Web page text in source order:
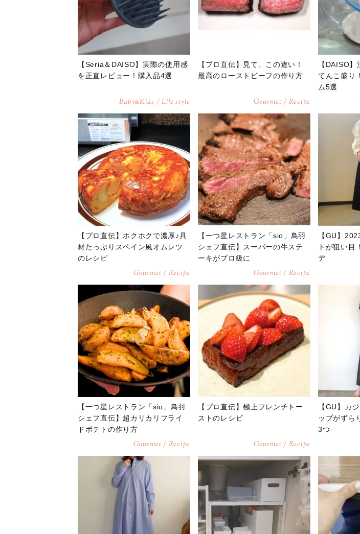
【Seria＆DAISO】実際の使用感
を正直レビュー！購入品4選
Baby&Kids / Life style
【プロ直伝】見て、この違い！
最高のローストビーフの作り方
Gourmet / Recipe
【DAISO
てんこ盛り
ム5選
【プロ直伝】ホクホクで濃厚♪具
材たっぷりスペイン風オムレツ
のレシピ
Gourmet / Recipe
【一つ星レストラン「sio」鳥羽
シェフ直伝】スーパーの牛ステ
ーキがプロ級に
Gourmet / Recipe
【GU】
トが狙い目
デ
【一つ星レストラン「sio」鳥羽
シェフ直伝】超カリカリフライ
ドポテトの作り方
Gourmet / Recipe
【プロ直伝】極上フレンチトー
ストのレシピ
Gourmet / Recipe
【GU】カ
ップがずら
3つ